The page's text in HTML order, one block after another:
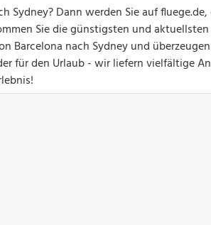
Sydney? Dann werden Sie auf
Sie die günstigsten und aktuellsten
Barcelona nach Sydney und
für den Urlaub - wir liefern vielfältige